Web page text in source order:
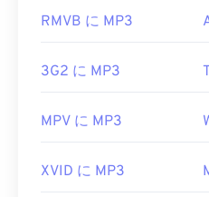
2619569
ル （ビットコインで身代
ですが、幸いなことに現
役立つリンク:
RMVB に MP3
3G2 に MP3
MPV に MP3
XVID に MP3